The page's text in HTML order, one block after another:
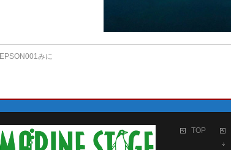
EPSON001みに
TOP